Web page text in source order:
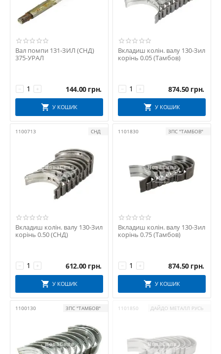
Вал помпи 131-ЗИЛ (СНД)
375-УРАЛ
+
− 144.00 грн.
У КОШИК
Вкладиш колін. валу 130-Зил
корінь 0.05 (Тамбов)
+
− 874.50 грн.
У КОШИК
1100713 СНД
Вкладиш колін. валу 130-Зил
корінь 0.50 (СНД)
+
− 612.00 грн.
У КОШИК
1101830 ЗПС "ТАМБОВ"
Вкладиш колін. валу 130-Зил
корінь 0.75 (Тамбов)
+
− 874.50 грн.
У КОШИК
1100130 ЗПС "ТАМБОВ" 1101850 ДАЙДО МЕТАЛЛ РУСЬ